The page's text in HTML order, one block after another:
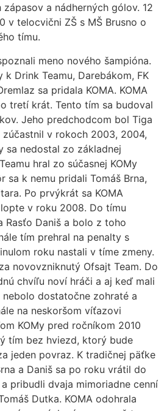
a nádherných gólov. 12
v telocvični ZŠ s MŠ Brusno o
tímu.
meno nového šampióna.
Drink Teamu, Darebákom, FK
sa pridala KOMA. KOMA
tretí krát. Tento tím sa budoval
Jeho predchodcom bol Tiga
v rokoch 2003, 2004,
sa nedostal zo základnej
hral zo súčasnej KOMy
sa k nemu pridali Tomáš Brna,
Po prvýkrát sa KOMA
v roku 2008. Do tímu
Rasťo Daniš a bolo z toho
tím prehral na penalty s
roku nastali v tíme zmeny.
novovzniknutý Ofsajt Team. Do
chvíľu noví hráči a aj keď mali
dostatočne zohraté a
na neskoršom víťazovi
KOMy pred ročníkom 2010
tím bez hviezd, ktorý bude
jeden povraz. K tradičnej päťke
a Daniš sa po roku vrátil do
pribudli dvaja mimoriadne cenní
Dutka. KOMA odohrala